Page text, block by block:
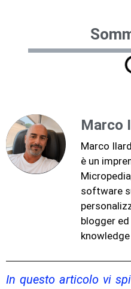
Marco
Marco
è un
software
blogger
In questo articolo vi